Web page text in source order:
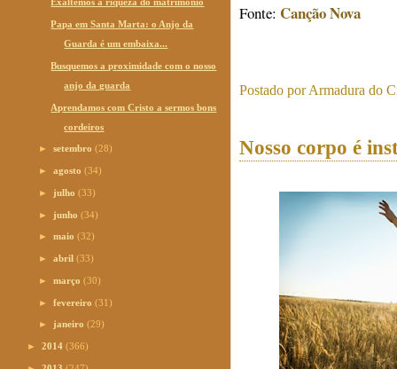
Papa em Santa Marta: o Anjo da
Guarda é um embaixa...
Busquemos a proximidade com o nosso
anjo da guarda
Aprendamos com Cristo a sermos bons
cordeiros
►setembro(28)
►agosto(34)
► julho(33)
► junho(34)
►maio(32)
►abril(33)
►março(30)
►fevereiro(31)
► janeiro(29)
► 2014 (366)
Fonte: Canção Nova
Postado porArmadura do
Nosso corpo é